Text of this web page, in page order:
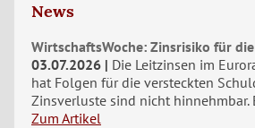
News
WirtschaftsWoche: Zinsrisiko für
03.07.2026
Die Leitzinsen im
hat Folgen für die versteckten
Zinsverluste sind nicht hinnehmbar.
Zum Artikel